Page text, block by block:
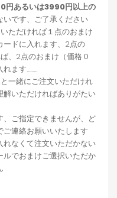
円あるいは3990円以上の
いです、ご了承ください
ただければ１点のおまけ
ードに入れます、2点の
、2点のおまけ（価格０
ます.........
一緒にご注文いただけれ
いただければありがたい
ご指定できませんが、ど
連絡お願いいたします
なくて注文いただかない
でおまけご選択いただか